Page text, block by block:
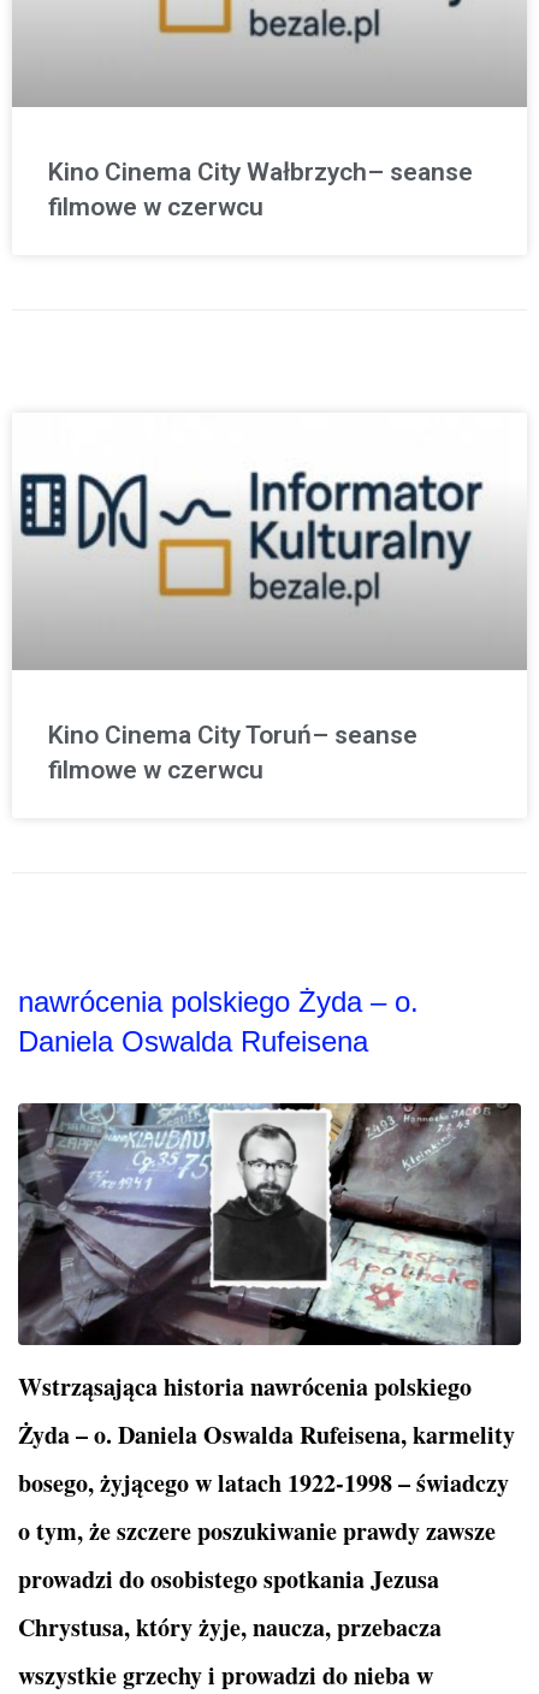
Kino Cinema City Wałbrzych– seanse
filmowe w czerwcu
Kino Cinema City Toruń– seanse
filmowe w czerwcu
nawrócenia polskiego Żyda – o.
Daniela Oswalda Rufeisena
Wstrząsająca historia nawrócenia polskiego
Żyda – o. Daniela Oswalda Rufeisena, karmelity
bosego, żyjącego w latach 1922-1998 – świadczy
o tym, że szczere poszukiwanie prawdy zawsze
prowadzi do osobistego spotkania Jezusa
Chrystusa, który żyje, naucza, przebacza
wszystkie grzechy i prowadzi do nieba w